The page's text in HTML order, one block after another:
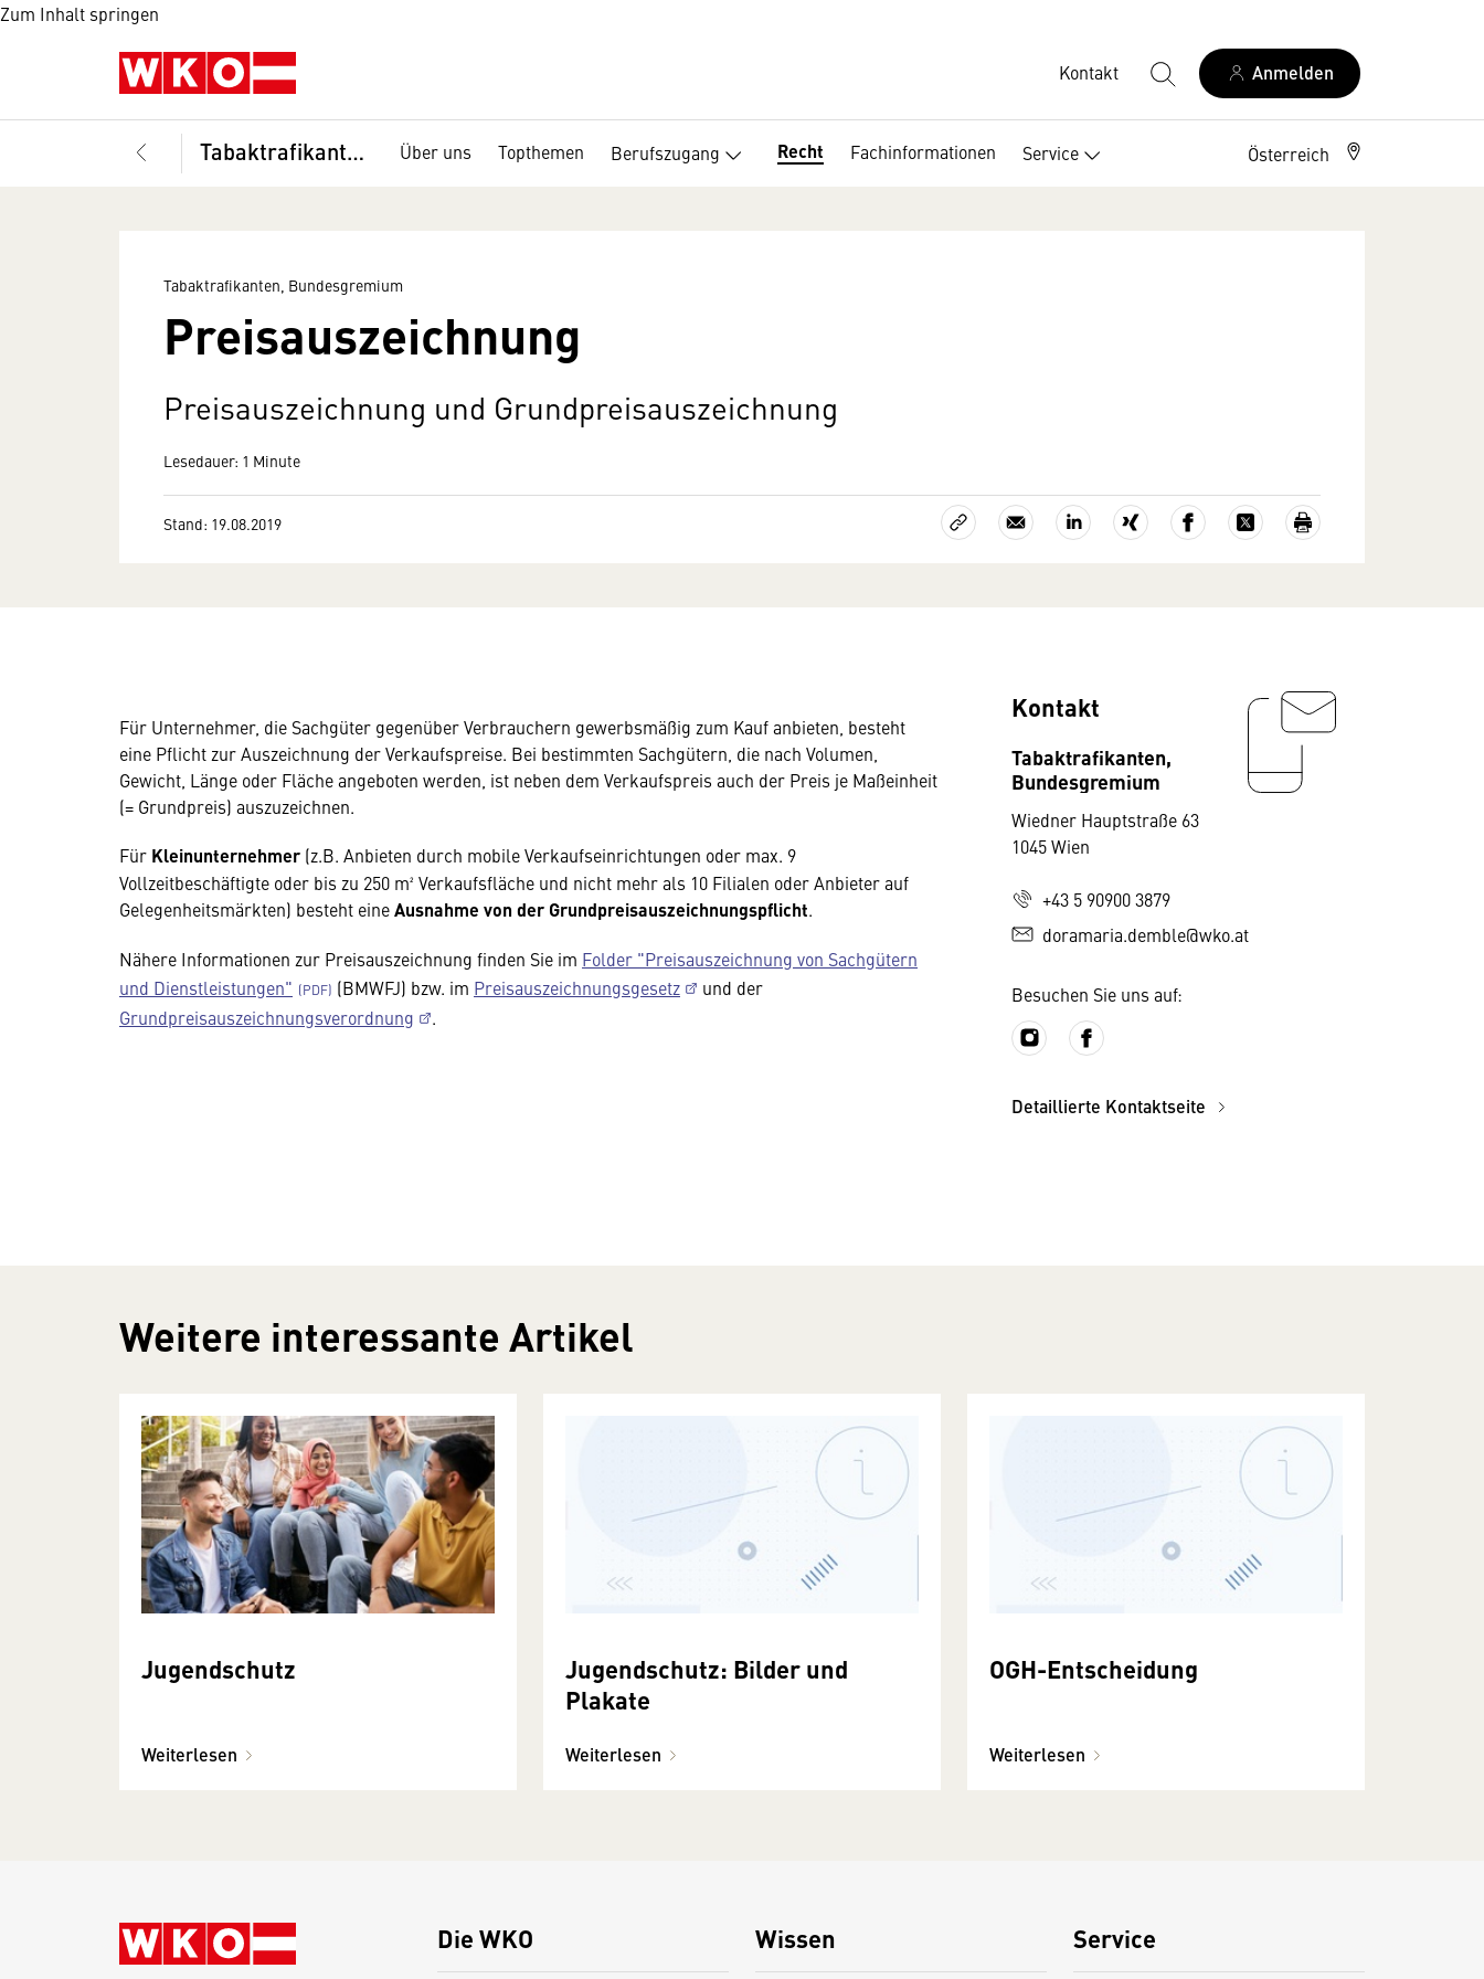
Zum Inhalt springen
Kontakt Anmelden
Tabaktrafikanten, Bundesgremium Über uns Topthemen Berufszugang Recht Fachinformationen Service Österreich
Tabaktrafikanten, Bundesgremium
Preisauszeichnung
Preisauszeichnung und Grundpreisauszeichnung
Lesedauer: 1 Minute
Stand: 19.08.2019
Für Unternehmer, die Sachgüter gegenüber Verbrauchern gewerbsmäßig zum Kauf anbieten, besteht
eine Pflicht zur Auszeichnung der Verkaufspreise. Bei bestimmten Sachgütern, die nach Volumen,
Gewicht, Länge oder Fläche angeboten werden, ist neben dem Verkaufspreis auch der Preis je Maßeinheit
(= Grundpreis) auszuzeichnen.
Für Kleinunternehmer (z.B. Anbieten durch mobile Verkaufseinrichtungen oder max. 9
Vollzeitbeschäftigte oder bis zu 250 m² Verkaufsfläche und nicht mehr als 10 Filialen oder Anbieter auf
Gelegenheitsmärkten) besteht eineAusnahme von der Grundpreisauszeichnungspflicht.
Nähere Informationen zur Preisauszeichnung finden Sie im Folder "Preisauszeichnung von Sachgütern
und Dienstleistungen"
(BMWFJ) bzw. im Preisauszeichnungsgesetz
und der
Grundpreisauszeichnungsverordnung
.
Kontakt
Tabaktrafikanten,
Bundesgremium
Wiedner Hauptstraße 63
1045 Wien
+43 5 90900 3879
doramaria.demble@wko.at
Besuchen Sie uns auf:
Detaillierte Kontaktseite
Weitere interessante Artikel
Jugendschutz
Weiterlesen
Jugendschutz: Bilder und
Plakate
Weiterlesen
OGH-Entscheidung
Weiterlesen
Die WKO Wissen Service